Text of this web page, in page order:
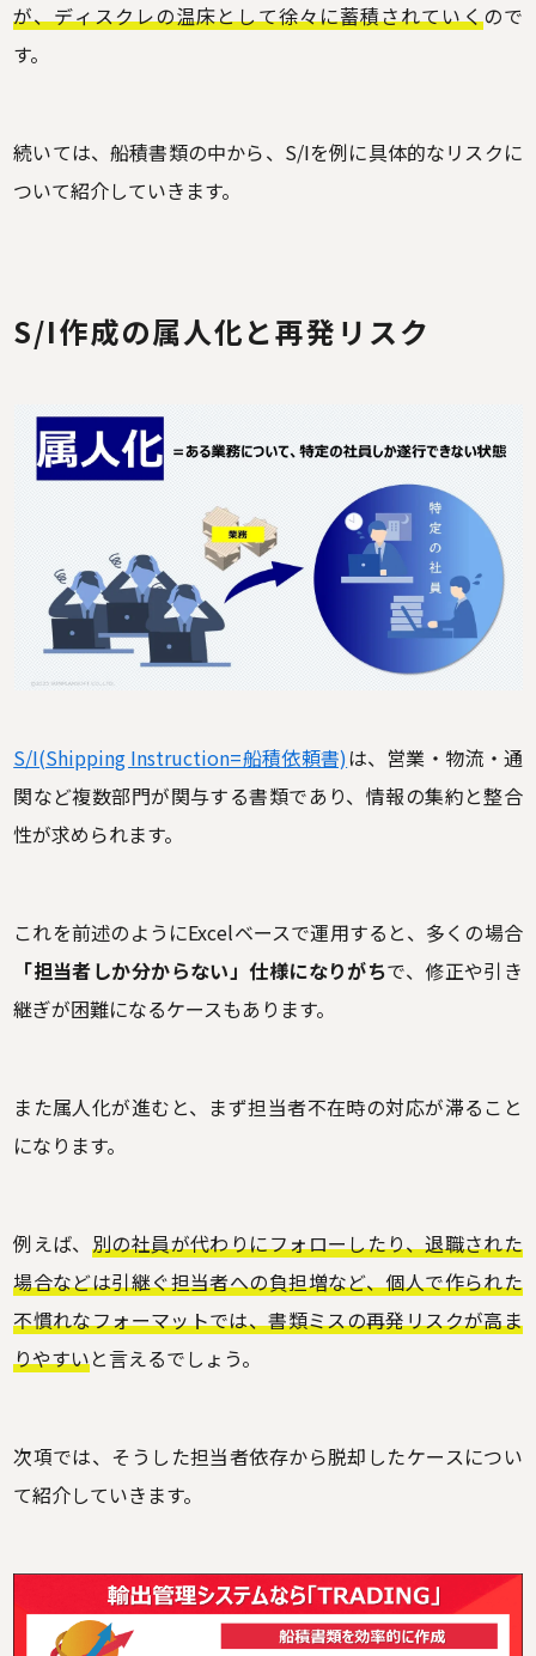
が、ディスクレの温床として徐々に蓄積されていくので
す。
続いては、船積書類の中から、S/Iを例に具体的なリスクに
ついて紹介していきます。
S/I作成の属人化と再発リスク
S/I(Shipping Instruction=船積依頼書)は、営業・物流・通
関など複数部門が関与する書類であり、情報の集約と整合
性が求められます。
これを前述のようにExcelベースで運用すると、多くの場合
「担当者しか分からない」仕様になりがちで、修正や引き
継ぎが困難になるケースもあります。
また属人化が進むと、まず担当者不在時の対応が滞ること
になります。
例えば、 別の社員が代わりにフォローしたり、退職された
場合などは引継ぐ担当者への負担増など、個人で作られた
不慣れなフォーマットでは、書類ミスの再発リスクが高ま
りやすいと言えるでしょう。
次項では、そうした担当者依存から脱却したケースについ
て紹介していきます。